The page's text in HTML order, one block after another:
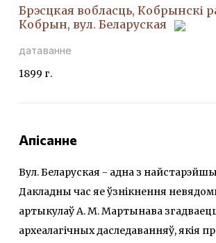
Брэсцкая вобласць, Кобрынскі
Кобрын, вул. Беларуская
датаванне
1899 г.
Апісанне
Вул. Беларуская - адна з
Дакладны час яе ўзнікнення
артыкулаў А. М. Мартынава
археалагічных даследаванняў, якія